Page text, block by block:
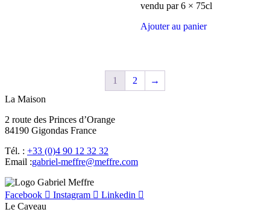
vendu par 6 × 75cl
Ajouter au panier
1 2
→
La Maison
2 route des Princes d’Orange
84190 Gigondas France
Tél. : +33 (0)4 90 12 32 32
Email :moc.erffem@erffem-leirbag
Facebook Instagram
Linkedin
Le Caveau